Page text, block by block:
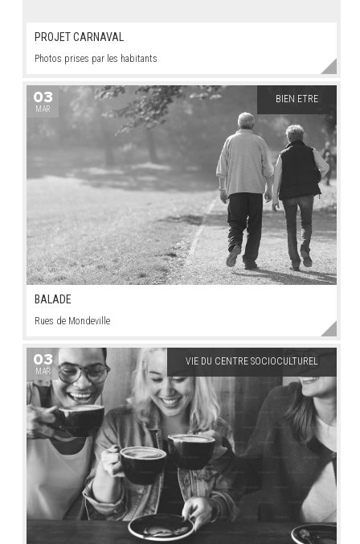
PROJET CARNAVAL
Photos prises par les habitants
BALADE
Rues de Mondeville
03
MAR
BIEN ETRE
03
MAR
VIE DU CENTRE SOCIOCULTUREL